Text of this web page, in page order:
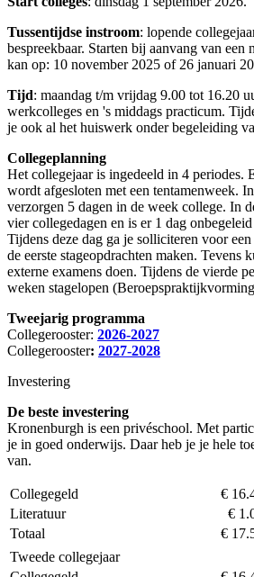
Tussentijdse instroom: lopende
bespreekbaar. Starten bij aanvang van een
kan op: 10 november 2025 of 26 januari
Tijd: maandag t/m vrijdag 9.00 tot 16.20
werkcolleges en 's middags practicum.
je ook al het huiswerk onder begeleiding
Collegeplanning
Het collegejaar is ingedeeld in 4 periodes.
wordt afgesloten met een tentamenweek.
verzorgen 5 dagen in de week college. In
vier collegedagen en is er 1 dag
Tijdens deze dag ga je solliciteren voor
de eerste stageopdrachten maken. Tevens
externe examens doen. Tijdens de vierde
weken stagelopen
Tweejarig programma
Collegerooster: 2026-2027
Collegerooster: 2027-2028
Investering
De beste investering
Kronenburgh is een privéschool. Met
je in goed onderwijs. Daar heb je je hele
van.
Collegegeld
€
Literatuur
€
Totaal
€
Tweede collegejaar